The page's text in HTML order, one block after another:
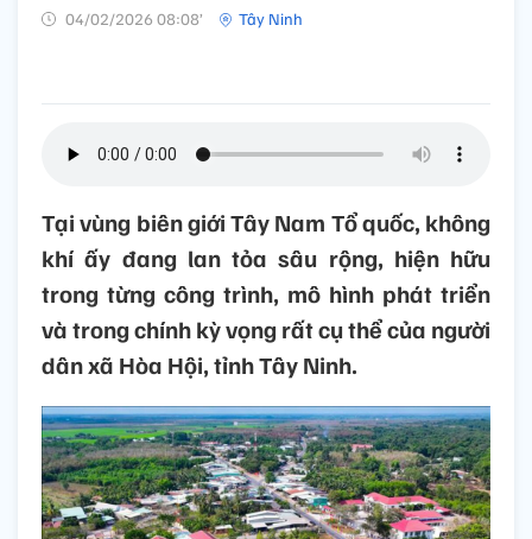
04/02/2026 08:08’ Tây Ninh
Tại vùng biên giới Tây Nam Tổ quốc, không
khí ấy đang lan tỏa sâu rộng, hiện hữu
trong từng công trình, mô hình phát triển
và trong chính kỳ vọng rất cụ thể của người
dân xã Hòa Hội, tỉnh Tây Ninh.